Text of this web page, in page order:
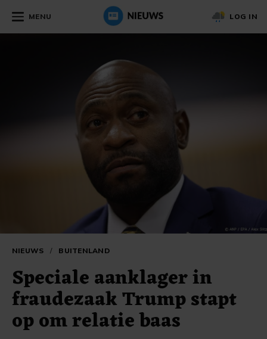
MENU LOG IN
NIEUWS / BUITENLAND
Speciale aanklager in
fraudezaak Trump stapt
op om relatie baas